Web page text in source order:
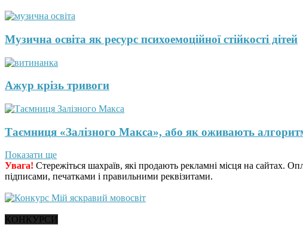
Музична освіта як ресурс психоемоційної стійкості дітей
Ажур крізь тривоги
Таємниця «Залізного Макса», або як оживають
Показати ще
Увага! Стережіться шахраїв, які продають рекламні місця на сайтах.
підписами, печатками і правильними реквізитами.
КОНКУРСИ